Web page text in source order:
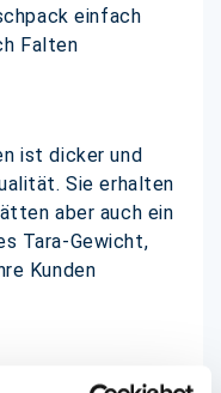
einfach
Falten
ist dicker und
Sie erhalten
aber auch ein
Tara-Gewicht,
Kunden
Appetit" -